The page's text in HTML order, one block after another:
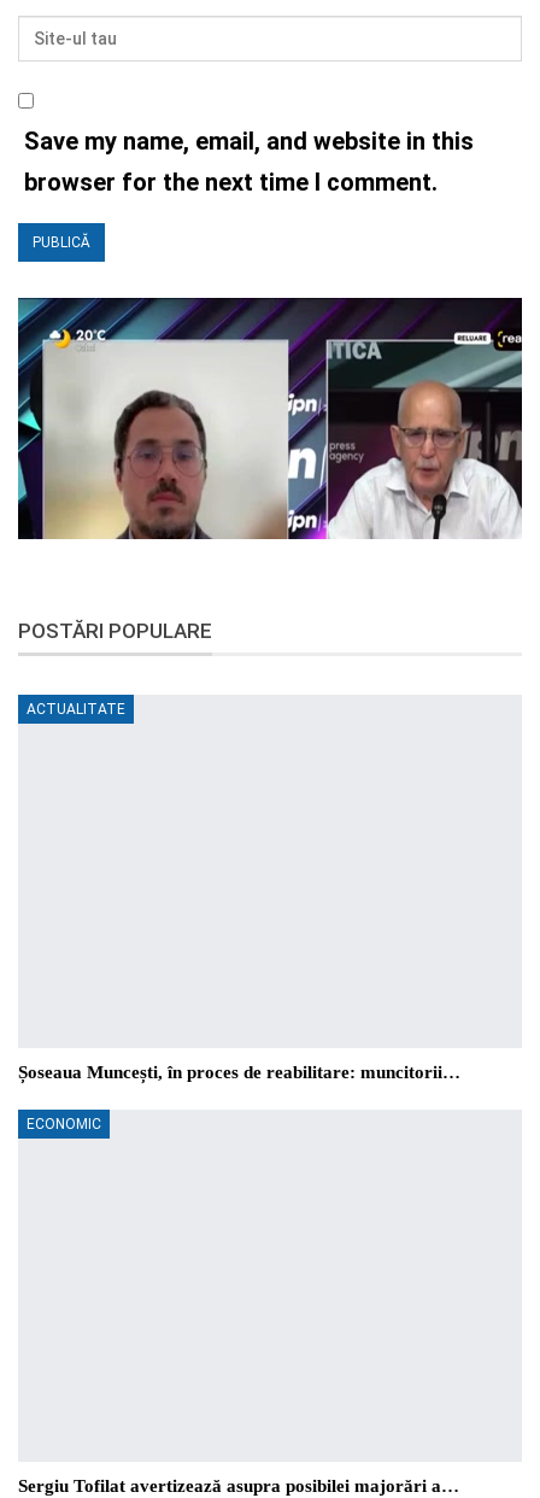
Save my name, email, and website in this
browser for the next time I comment.
POSTĂRI POPULARE
ACTUALITATE
Șoseaua Muncești, în proces de reabilitare: muncitorii…
ECONOMIC
Sergiu Tofilat avertizează asupra posibilei majorări a…